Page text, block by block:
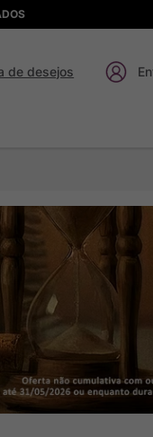
de desejos